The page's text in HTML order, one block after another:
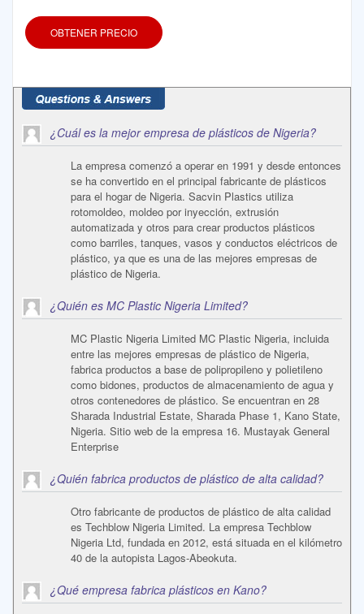
OBTENER PRECIO
¿Cuál es la mejor empresa de plásticos de Nigeria?
La empresa comenzó a operar en 1991 y desde entonces
se ha convertido en el principal fabricante de plásticos
para el hogar de Nigeria. Sacvin Plastics utiliza
rotomoldeo, moldeo por inyección, extrusión
automatizada y otros para crear productos plásticos
como barriles, tanques, vasos y conductos eléctricos de
plástico, ya que es una de las mejores empresas de
plástico de Nigeria.
¿Quién es MC Plastic Nigeria Limited?
MC Plastic Nigeria Limited MC Plastic Nigeria, incluida
entre las mejores empresas de plástico de Nigeria,
fabrica productos a base de polipropileno y polietileno
como bidones, productos de almacenamiento de agua y
otros contenedores de plástico. Se encuentran en 28
Sharada Industrial Estate, Sharada Phase 1, Kano State,
Nigeria. Sitio web de la empresa 16. Mustayak General
Enterprise
¿Quién fabrica productos de plástico de alta calidad?
Otro fabricante de productos de plástico de alta calidad
es Techblow Nigeria Limited. La empresa Techblow
Nigeria Ltd, fundada en 2012, está situada en el kilómetro
40 de la autopista Lagos-Abeokuta.
¿Qué empresa fabrica plásticos en Kano?